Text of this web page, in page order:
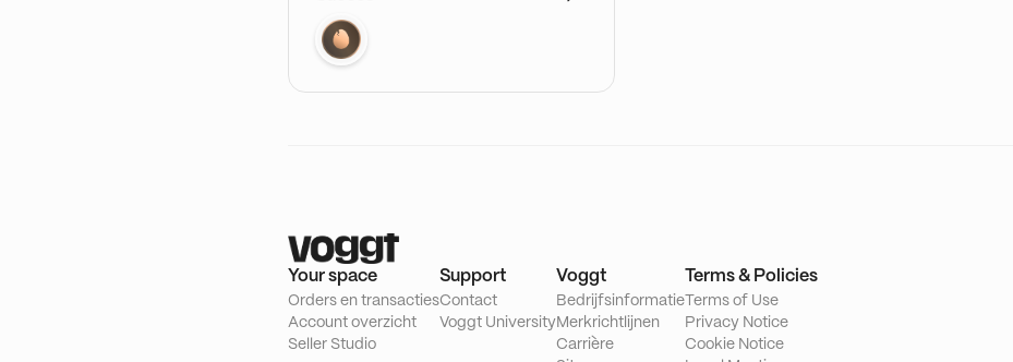
Your space
Orders en transacties
Account overzicht
Seller Studio
Support
Contact
Voggt University
Voggt
Bedrijfsinformatie
Merkrichtlijnen
Carrière
Terms & Policies
Terms of Use
Privacy Notice
Cookie Notice